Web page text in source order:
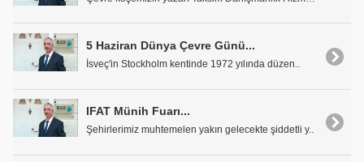
5 Haziran Dünya Çevre Günü...
İsveç'in Stockholm kentinde 1972 yılında düzen..
IFAT Münih Fuarı...
Şehirlerimiz muhtemelen yakın gelecekte şiddetli y..